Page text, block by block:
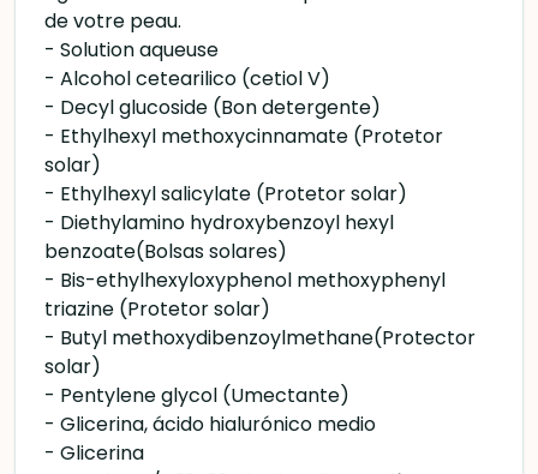
de votre peau.
- Solution aqueuse
- Alcohol cetearilico (cetiol V)
- Decyl glucoside (Bon detergente)
- Ethylhexyl methoxycinnamate (Protetor
solar)
- Ethylhexyl salicylate (Protetor solar)
- Diethylamino hydroxybenzoyl hexyl
benzoate(Bolsas solares)
- Bis-ethylhexyloxyphenol methoxyphenyl
triazine (Protetor solar)
- Butyl methoxydibenzoylmethane(Protector
solar)
- Pentylene glycol (Umectante)
- Glicerina, ácido hialurónico medio
- Glicerina